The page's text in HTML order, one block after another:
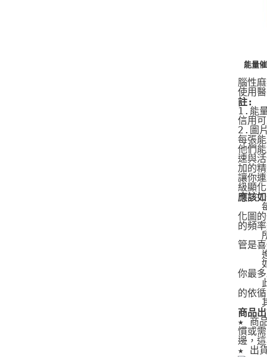
能量
腦性
使用
註:
1.能
信用
2.圖
每張
他們
速與
加的
讓你
級顯
應該
化圖
的頻
管是
你最
的依
商品
★ 商
慣或
邊，
★ 出